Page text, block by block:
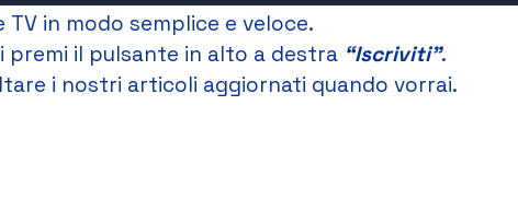
in modo semplice e veloce.
il pulsante in alto a destra “Iscriviti”.
i nostri articoli aggiornati quando vorrai.